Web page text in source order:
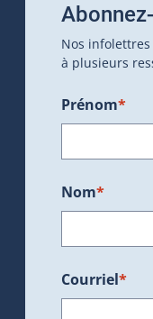
Nos infolettres
à plusieurs
Prénom*
Nom*
Courriel*